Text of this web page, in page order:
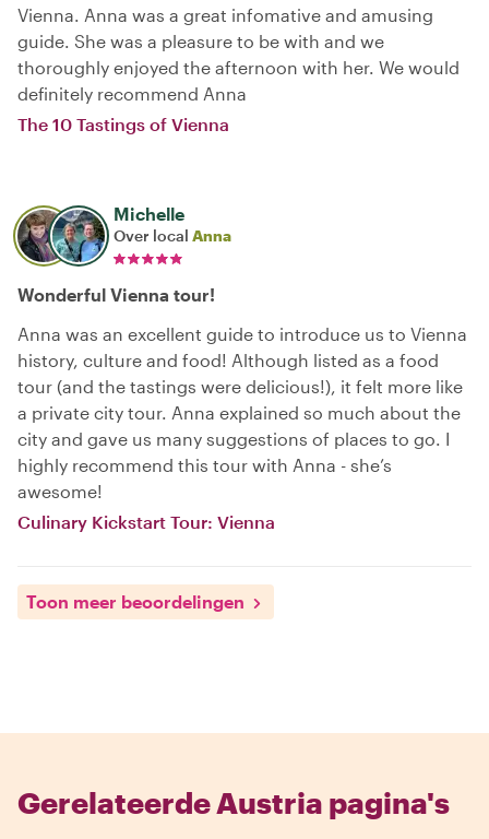
Vienna. Anna was a great infomative and amusing
guide. She was a pleasure to be with and we
thoroughly enjoyed the afternoon with her. We would
definitely recommend Anna
The 10 Tastings of Vienna
Michelle
Over local Anna
Wonderful Vienna tour!
Anna was an excellent guide to introduce us to Vienna
history, culture and food! Although listed as a food
tour (and the tastings were delicious!), it felt more like
a private city tour. Anna explained so much about the
city and gave us many suggestions of places to go. I
highly recommend this tour with Anna - she’s
awesome!
Culinary Kickstart Tour: Vienna
Toon meer beoordelingen
Gerelateerde Austria pagina's